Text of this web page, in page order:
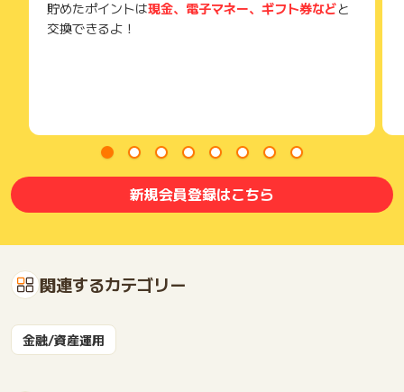
貯めたポイントは現金、電子マネー、ギフト券などと
交換できるよ！
新規会員登録はこちら
関連するカテゴリー
金融/資産運用